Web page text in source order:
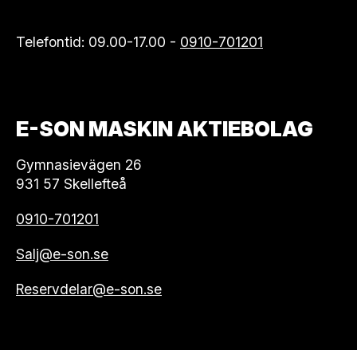
Telefontid: 09.00-17.00 - 0910-701201
E-SON MASKIN AKTIEBOLAG
Gymnasievägen 26
931 57 Skellefteå
0910-701201
Salj@e-son.se
Reservdelar@e-son.se